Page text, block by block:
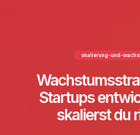
skalierung-und-
Startups
skalierst du